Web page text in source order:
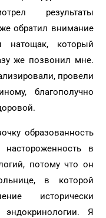
результаты
обратил внимание
натощак, который
же позвонил мне.
провели
благополучно
образованность
в
потому что он
в которой
исторически
эндокринологии. Я